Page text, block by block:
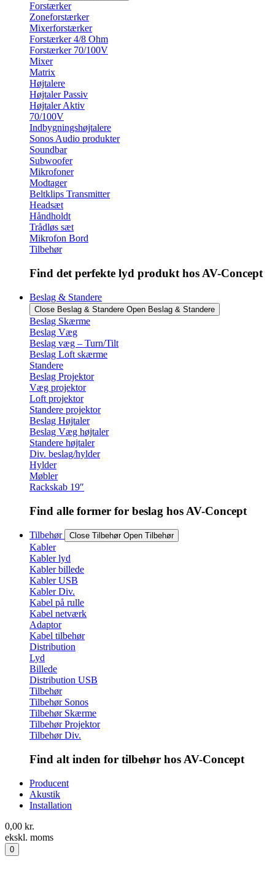
Forstærker
Zoneforstærker
Mixerforstærker
Forstærker 4/8 Ohm
Forstærker 70/100V
Mixer
Matrix
Højtalere
Højtaler Passiv
Højtaler Aktiv
70/100V
Indbygningshøjtalere
Sonos Audio produkter
Soundbar
Subwoofer
Mikrofoner
Modtager
Beltklips Transmitter
Headsæt
Håndholdt
Trådløs sæt
Mikrofon Bord
Tilbehør
Find det perfekte lyd produkt hos AV-Concept
Beslag & Standere
Close Beslag & Standere Open Beslag & Standere
Beslag Skærme
Beslag Væg
Beslag væg – Turn/Tilt
Beslag Loft skærme
Standere
Beslag Projektor
Væg projektor
Loft projektor
Standere projektor
Beslag Højtaler
Beslag Væg højtaler
Standere højtaler
Div. beslag/hylder
Hylder
Møbler
Rackskab 19″
Find alle former for beslag hos AV-Concept
Tilbehør Close Tilbehør Open Tilbehør
Kabler
Kabler lyd
Kabler billede
Kabler USB
Kabler Div.
Kabel på rulle
Kabel netværk
Adaptor
Kabel tilbehør
Distribution
Lyd
Billede
Distribution USB
Tilbehør
Tilbehør Sonos
Tilbehør Skærme
Tilbehør Projektor
Tilbehør Div.
Find alt inden for tilbehør hos AV-Concept
Producent
Akustik
Installation
0,00 kr.
ekskl. moms
0